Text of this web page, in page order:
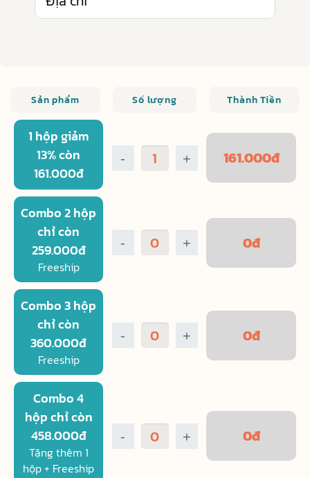
Sản phẩm Số lượng Thành Tiền
1 hộp giảm
13% còn
161.000đ
- + 161.000đ
Combo 2 hộp
chỉ còn
259.000đ
Freeship
- + 0đ
Combo 3 hộp
chỉ còn
360.000đ
Freeship
- + 0đ
Combo 4
hộp chỉ còn
458.000đ
Tặng thêm 1
hộp + Freeship
- + 0đ